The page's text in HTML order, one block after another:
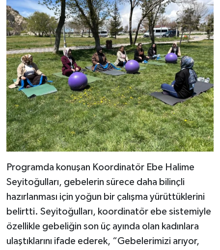
Programda konuşan Koordinatör Ebe Halime
Seyitoğulları, gebelerin sürece daha bilinçli
hazırlanması için yoğun bir çalışma yürüttüklerini
belirtti. Seyitoğulları, koordinatör ebe sistemiyle
özellikle gebeliğin son üç ayında olan kadınlara
ulaştıklarını ifade ederek, “Gebelerimizi arıyor,